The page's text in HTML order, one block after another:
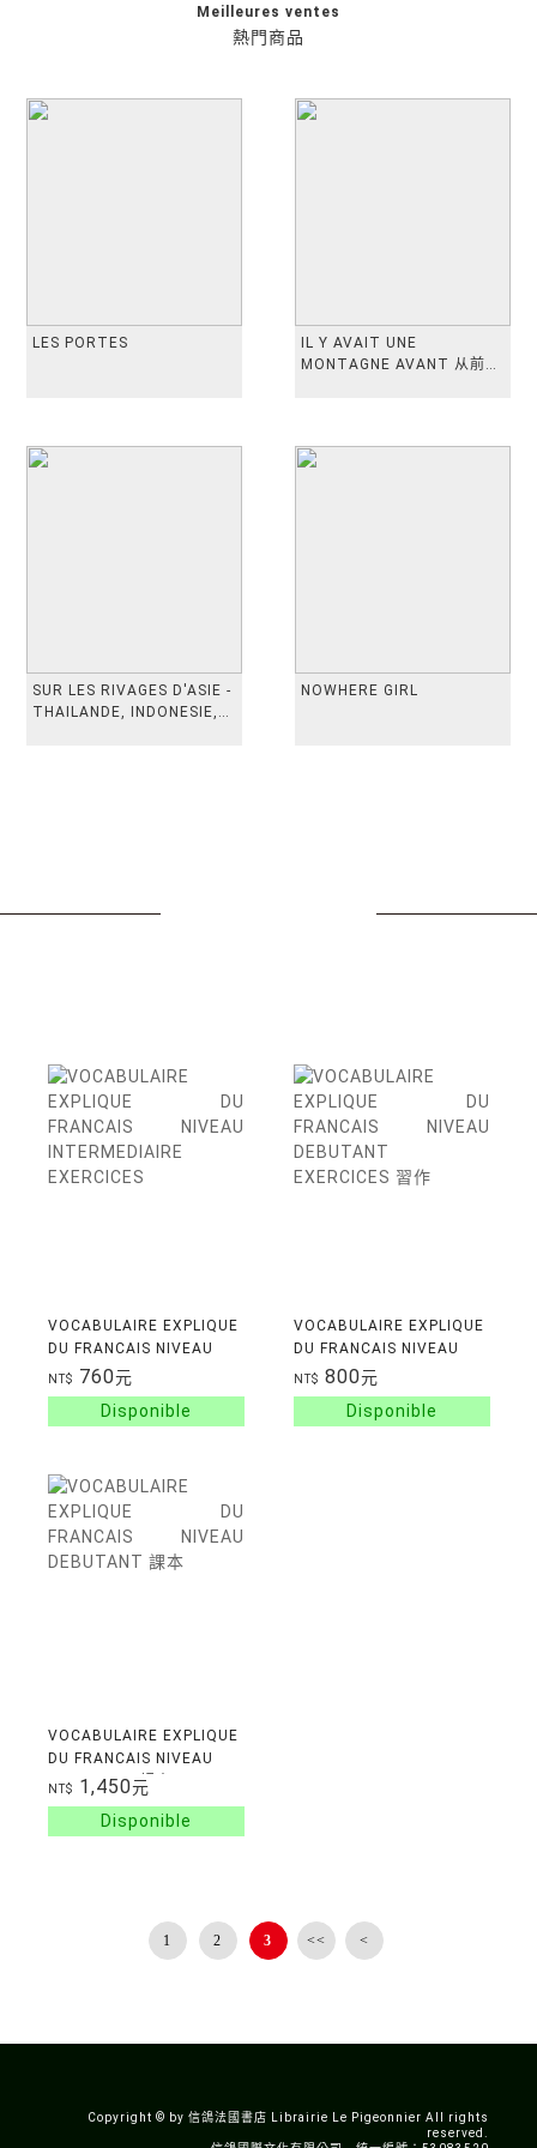
熱門商品
Meilleures ventes
LES PORTES
IL Y AVAIT UNE
MONTAGNE AVANT 从前有
SUR LES RIVAGES D'ASIE -
THAILANDE, INDONESIE,
NOWHERE GIRL
VOCABULAIRE EXPLIQUE
DU FRANCAIS NIVEAU
INTERMEDIAIRE
EXERCICES
NT$ 760元
VOCABULAIRE EXPLIQUE
DU FRANCAIS NIVEAU
DEBUTANT EXERCICES
習作
NT$ 800元
VOCABULAIRE EXPLIQUE
DU FRANCAIS NIVEAU
DEBUTANT 課本
NT$ 1,450元
1 2 3 << <
Copyright © by 信鴿法國書店 Librairie Le Pigeonnier All rights
reserved.